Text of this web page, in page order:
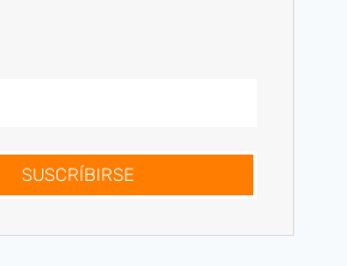
SUSCRÍBIRSE